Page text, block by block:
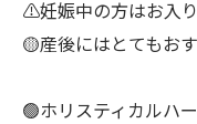
⚠️妊娠中の方はお入
🟡産後にはとてもお
🟢ホリスティカルハ